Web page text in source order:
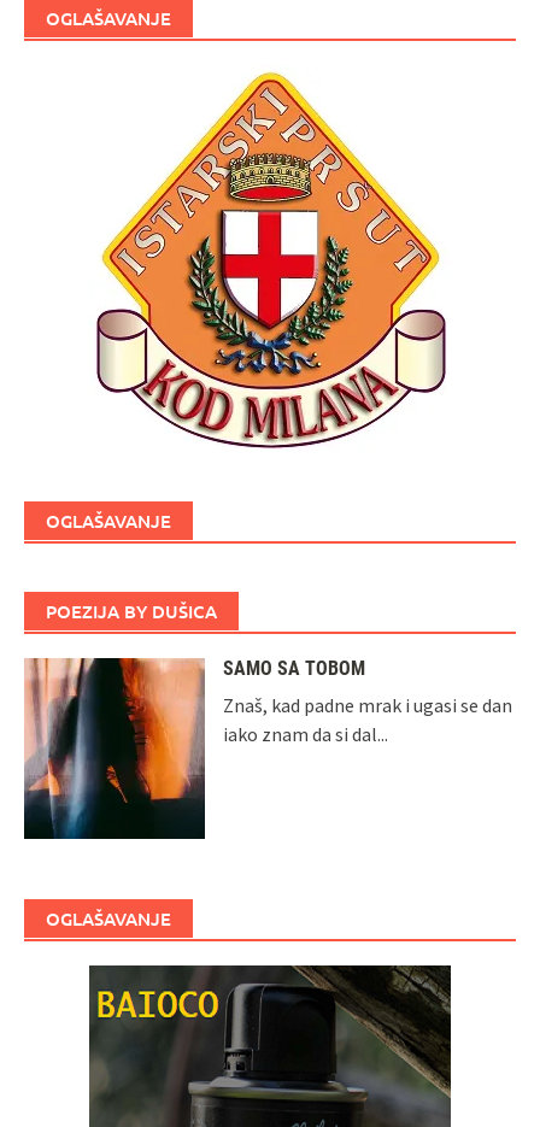
OGLAŠAVANJE
OGLAŠAVANJE
POEZIJA BY DUŠICA
SAMO SA TOBOM
Znaš, kad padne mrak i ugasi se dan
iako znam da si dal...
OGLAŠAVANJE